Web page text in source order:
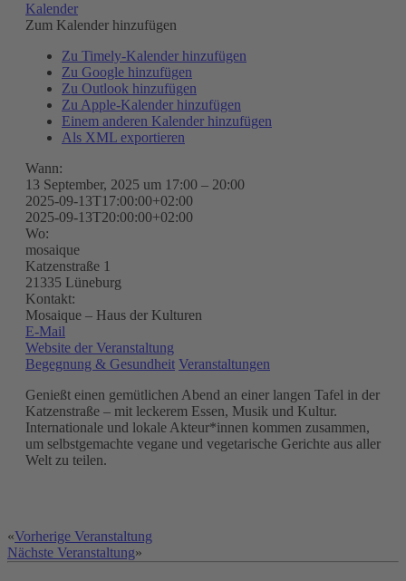
Kalender
Zum Kalender hinzufügen
Zu Timely-Kalender hinzufügen
Zu Google hinzufügen
Zu Outlook hinzufügen
Zu Apple-Kalender hinzufügen
Einem anderen Kalender hinzufügen
Als XML exportieren
Wann:
13 September, 2025 um 17:00 – 20:00
2025-09-13T17:00:00+02:00
2025-09-13T20:00:00+02:00
Wo:
mosaique
Katzenstraße 1
21335 Lüneburg
Kontakt:
Mosaique – Haus der Kulturen
E-Mail
Website der Veranstaltung
Begegnung & Gesundheit Veranstaltungen
Genießt einen gemütlichen Abend an einer langen Tafel in der
Katzenstraße – mit leckerem Essen, Musik und Kultur.
Internationale und lokale Akteur*innen kommen zusammen,
um selbstgemachte vegane und vegetarische Gerichte aus aller
Welt zu teilen.
«Vorherige Veranstaltung
Nächste Veranstaltung»